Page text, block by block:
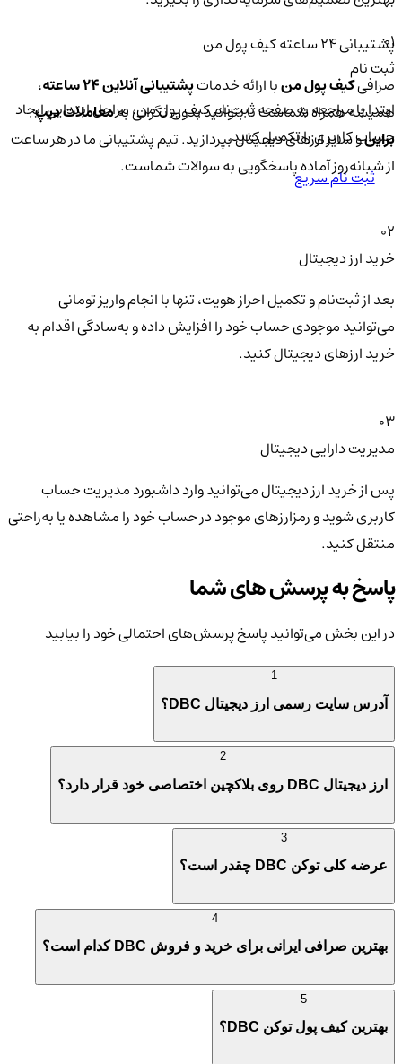
پشتیبانی ۲۴ ساعته کیف پول من
صرافیکیف پول منبا ارائه خدماتپشتیبانی آنلاین ۲۴ ساعته
،
همیشه همراه شماست تا بتوانید بدون نگرانی بهمعاملات دیپ
براینو سایر ارزهای دیجیتال بپردازید. تیم پشتیبانی ما در هر ساعت
از شبانه‌روز آماده پاسخگویی به سوالات شماست.
01
ثبت نام
ابتدا با مراجعه به صفحه ثبت‌نام کیف‌ پول من، مراحل ابتدایی ایجاد
حساب کاربری را تکمیل کنید.
ثبت نام سریع
02
خرید ارز دیجیتال
بعد از ثبت‌نام و تکمیل احراز هویت، تنها با انجام واریز تومانی
می‌توانید موجودی حساب خود را افزایش داده و به‌سادگی اقدام به
خرید ارزهای دیجیتال کنید.
03
مدیریت دارایی دیجیتال
پس از خرید ارز دیجیتال می‌توانید وارد داشبورد مدیریت حساب
کاربری شوید و رمزارزهای موجود در حساب خود را مشاهده یا به‌راحتی
منتقل کنید.
پاسخ به پرسش های شما
در این بخش می‌توانید پاسخ پرسش‌های احتمالی خود را بیابید
آدرس سایت رسمی ارز دیجیتال DBC؟
ارز دیجیتال DBC روی بلاکچین اختصاصی خود قرار دارد؟
عرضه کلی توکن DBC چقدر است؟
بهترین صرافی ایرانی برای خرید و فروش DBC کدام است؟
بهترین کیف پول توکن DBC؟